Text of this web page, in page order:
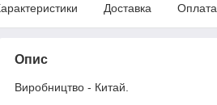
Доставка Оплата
Опис
Виробництво - Китай.